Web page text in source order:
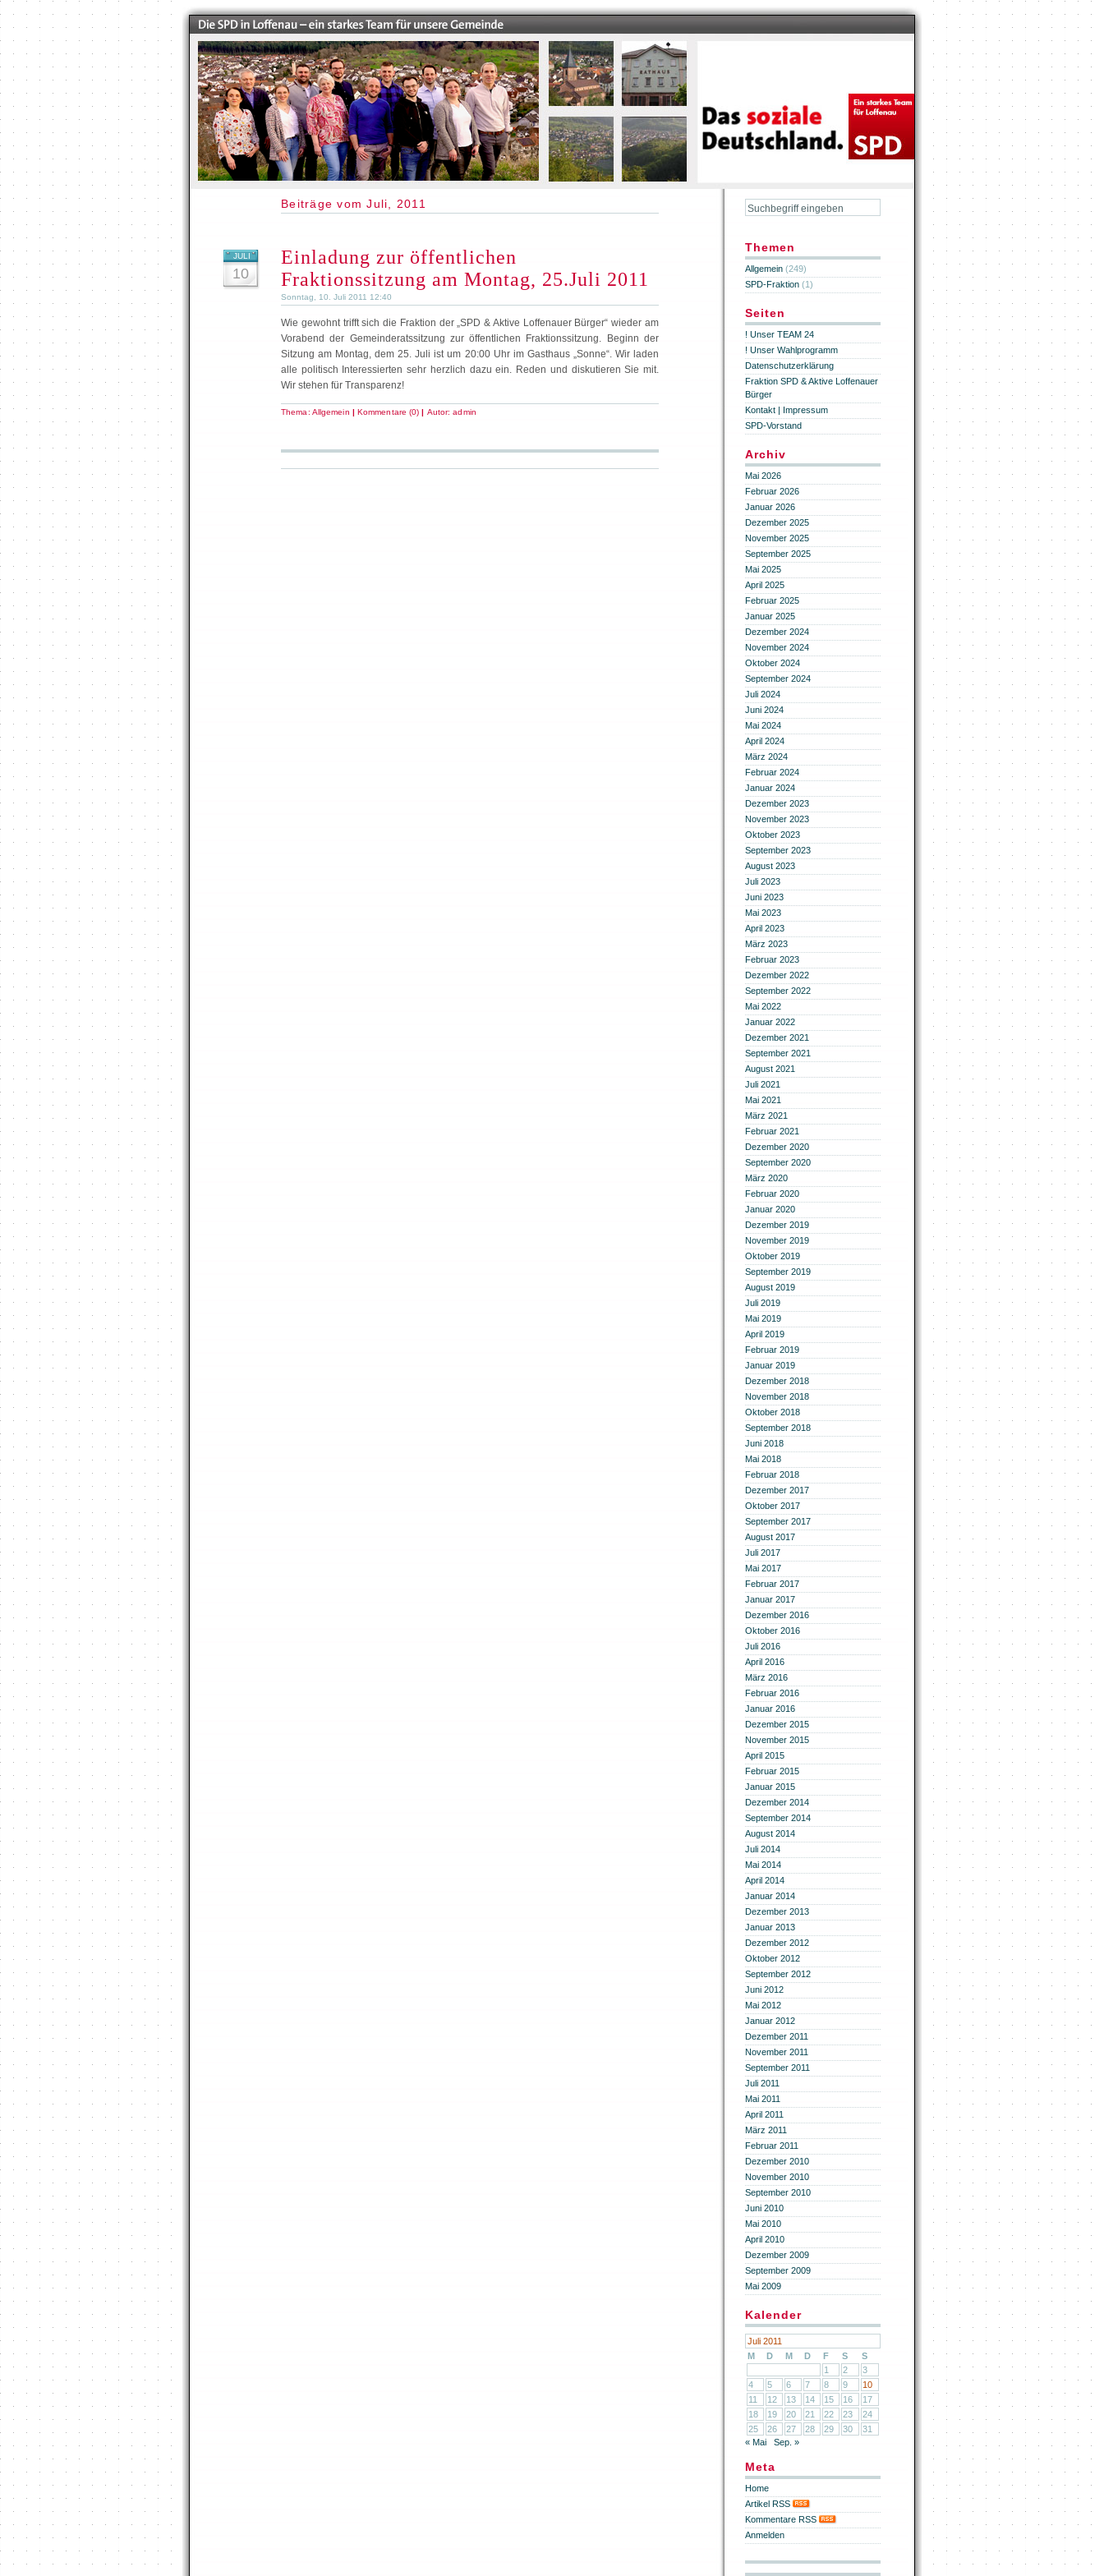
Beiträge vom Juli, 2011
JULI
10
Einladung zur öffentlichen
Fraktionssitzung am Montag, 25.Juli 2011
Sonntag, 10. Juli 2011 12:40
Wie gewohnt trifft sich die Fraktion der „SPD & Aktive Loffenauer Bürger“ wieder am
Vorabend der Gemeinderatssitzung zur öffentlichen Fraktionssitzung. Beginn der
Sitzung am Montag, dem 25. Juli ist um 20:00 Uhr im Gasthaus „Sonne“. Wir laden
alle politisch Interessierten sehr herzlich dazu ein. Reden und diskutieren Sie mit.
Wir stehen für Transparenz!
Thema: Allgemein | Kommentare (0) | Autor:admin
Themen
Allgemein (249)
SPD-Fraktion (1)
Seiten
! Unser TEAM 24
! Unser Wahlprogramm
Datenschutzerklärung
Fraktion SPD & Aktive Loffenauer
Bürger
Kontakt | Impressum
SPD-Vorstand
Archiv
Mai 2026
Februar 2026
Januar 2026
Dezember 2025
November 2025
September 2025
Mai 2025
April 2025
Februar 2025
Januar 2025
Dezember 2024
November 2024
Oktober 2024
September 2024
Juli 2024
Juni 2024
Mai 2024
April 2024
März 2024
Februar 2024
Januar 2024
Dezember 2023
November 2023
Oktober 2023
September 2023
August 2023
Juli 2023
Juni 2023
Mai 2023
April 2023
März 2023
Februar 2023
Dezember 2022
September 2022
Mai 2022
Januar 2022
Dezember 2021
September 2021
August 2021
Juli 2021
Mai 2021
März 2021
Februar 2021
Dezember 2020
September 2020
März 2020
Februar 2020
Januar 2020
Dezember 2019
November 2019
Oktober 2019
September 2019
August 2019
Juli 2019
Mai 2019
April 2019
Februar 2019
Januar 2019
Dezember 2018
November 2018
Oktober 2018
September 2018
Juni 2018
Mai 2018
Februar 2018
Dezember 2017
Oktober 2017
September 2017
August 2017
Juli 2017
Mai 2017
Februar 2017
Januar 2017
Dezember 2016
Oktober 2016
Juli 2016
April 2016
März 2016
Februar 2016
Januar 2016
Dezember 2015
November 2015
April 2015
Februar 2015
Januar 2015
Dezember 2014
September 2014
August 2014
Juli 2014
Mai 2014
April 2014
Januar 2014
Dezember 2013
Januar 2013
Dezember 2012
Oktober 2012
September 2012
Juni 2012
Mai 2012
Januar 2012
Dezember 2011
November 2011
September 2011
Juli 2011
Mai 2011
April 2011
März 2011
Februar 2011
Dezember 2010
November 2010
September 2010
Juni 2010
Mai 2010
April 2010
Dezember 2009
September 2009
Mai 2009
Kalender
Juli 2011
M
D M D F S
S
1
2
3
4
5 6 7 8 9
10
11
12 13 14 15 16
17
18
19 20 21 22 23
24
25
26 27 28 29 30
31
« Mai
Sep. »
Meta
Home
Artikel RSS
Kommentare RSS
Anmelden